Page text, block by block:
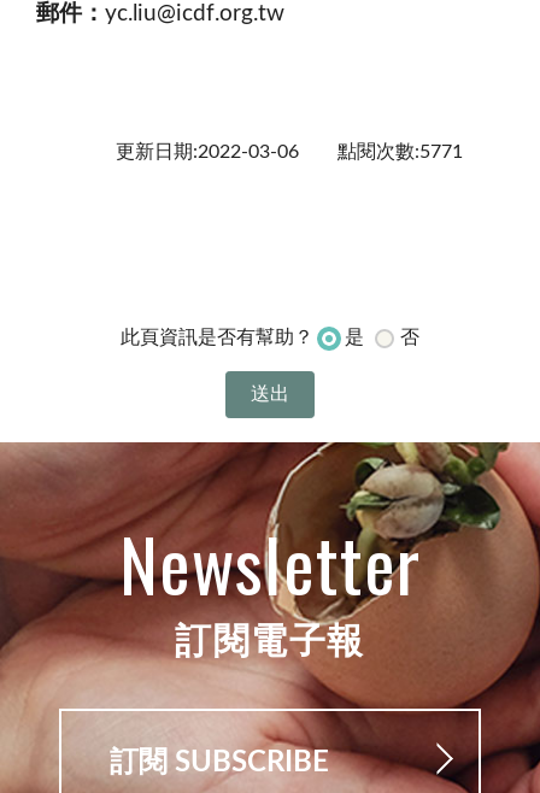
郵件： yc.liu@icdf.org.tw
更新日期:2022-03-06 點閱次數:5771
此頁資訊是否有幫助？ 是 否
Newsletter
訂閱電子報
訂閱 SUBSCRIBE